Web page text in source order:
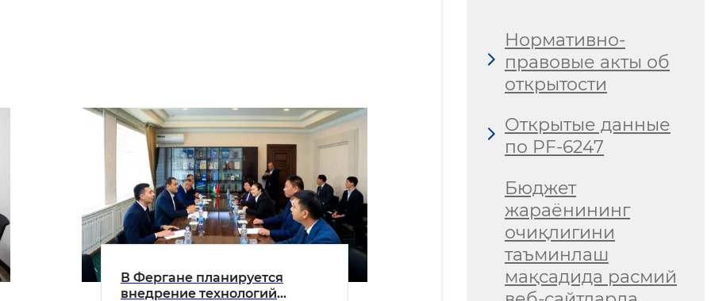
В Фергане планируется
внедрение технологий
Нормативно-
правовые акты об
открытости
Открытые данные
по PF-6247
Бюджет
жараёнининг
очиқлигини
таъминлаш
мақсадида расмий